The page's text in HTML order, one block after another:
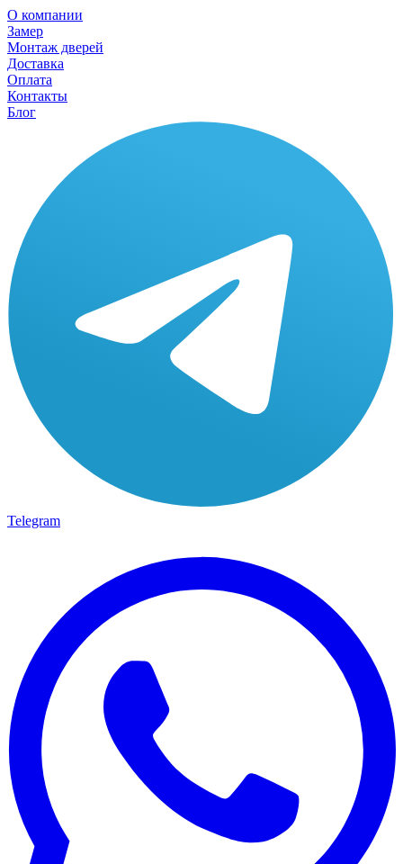
О компании
Замер
Монтаж дверей
Доставка
Оплата
Контакты
Блог
Telegram